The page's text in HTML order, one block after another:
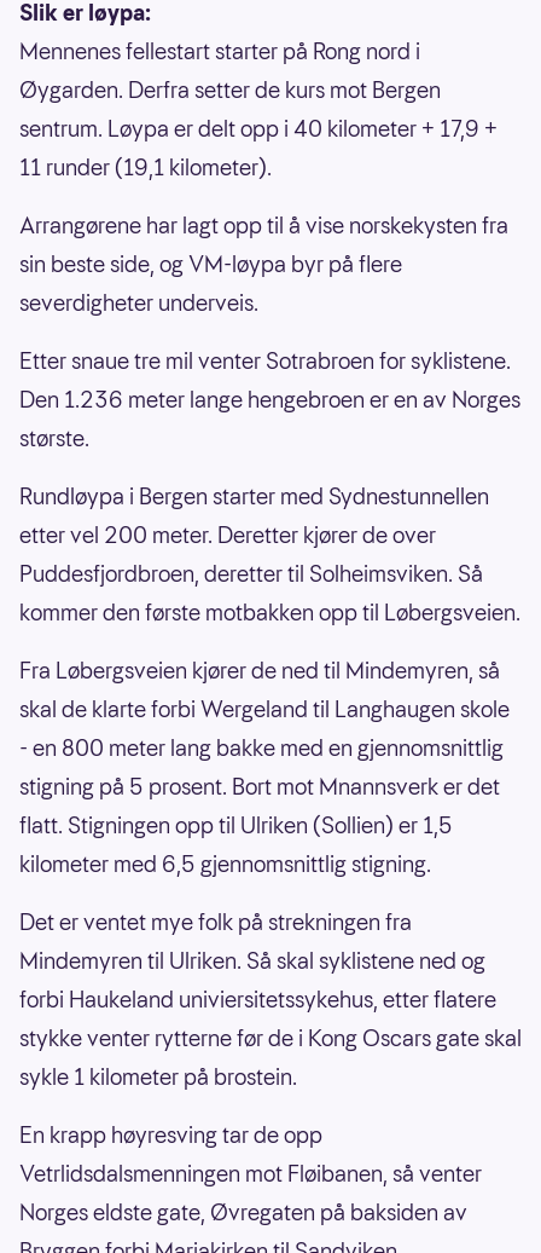
Slik er løypa:
Mennenes fellestart starter på Rong nord i
Øygarden. Derfra setter de kurs mot Bergen
sentrum. Løypa er delt opp i 40 kilometer + 17,9 +
11 runder (19,1 kilometer).
Arrangørene har lagt opp til å vise norskekysten fra
sin beste side, og VM-løypa byr på flere
severdigheter underveis.
Etter snaue tre mil venter Sotrabroen for syklistene.
Den 1.236 meter lange hengebroen er en av Norges
største.
Rundløypa i Bergen starter med Sydnestunnellen
etter vel 200 meter. Deretter kjører de over
Puddesfjordbroen, deretter til Solheimsviken. Så
kommer den første motbakken opp til Løbergsveien.
Fra Løbergsveien kjører de ned til Mindemyren, så
skal de klarte forbi Wergeland til Langhaugen skole
- en 800 meter lang bakke med en gjennomsnittlig
stigning på 5 prosent. Bort mot Mnannsverk er det
flatt. Stigningen opp til Ulriken (Sollien) er 1,5
kilometer med 6,5 gjennomsnittlig stigning.
Det er ventet mye folk på strekningen fra
Mindemyren til Ulriken. Så skal syklistene ned og
forbi Haukeland univiersitetssykehus, etter flatere
stykke venter rytterne før de i Kong Oscars gate skal
sykle 1 kilometer på brostein.
En krapp høyresving tar de opp
Vetrlidsdalsmenningen mot Fløibanen, så venter
Norges eldste gate, Øvregaten på baksiden av